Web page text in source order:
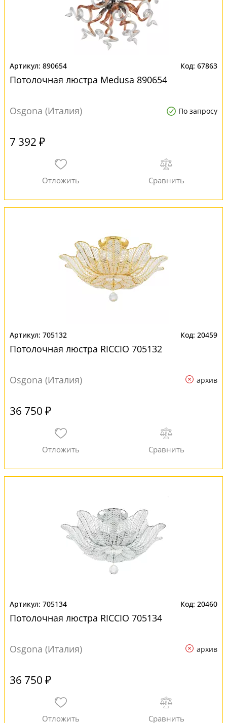
890654 67863
Потолочная люстра Medusa 890654
Osgona (Италия) По запросу
7 392 ₽
705132 20459
Потолочная люстра RICCIO 705132
Osgona (Италия) архив
36 750 ₽
705134 20460
Потолочная люстра RICCIO 705134
Osgona (Италия) архив
36 750 ₽